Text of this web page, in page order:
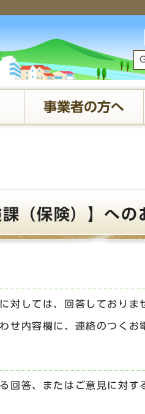
事業者の方へ
（保険）】への
対しては、回答しておりま
せ内容欄に、連絡のつくお
回答、またはご意見に対